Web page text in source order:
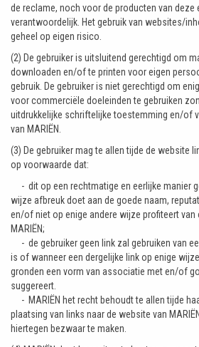
de reclame, noch voor de producten van deze
verantwoordelijk. Het gebruik van websites/
geheel op eigen risico.
(2) De gebruiker is uitsluitend gerechtigd om
downloaden en/of te printen voor eigen
gebruik. De gebruiker is niet gerechtigd om
voor commerciële doeleinden te gebruiken
uitdrukkelijke schriftelijke toestemming en/of
van MARIËN.
(3) De gebruiker mag te allen tijde de website
op voorwaarde dat:
- dit op een rechtmatige en eerlijke manier
wijze afbreuk doet aan de goede naam,
en/of niet op enige andere wijze profiteert van
MARIËN;
- de gebruiker geen link zal gebruiken van
is of wanneer een dergelijke link op enige
gronden een vorm van associatie met en/of
suggereert.
- MARIËN het recht behoudt te allen tijde
plaatsing van links naar de website van
hiertegen bezwaar te maken.